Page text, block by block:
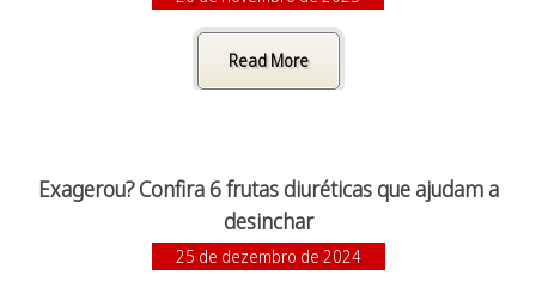
Read More
Exagerou? Confira 6 frutas diuréticas que ajudam a
desinchar
25 de dezembro de 2024